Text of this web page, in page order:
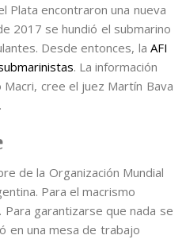
Plata encontraron una nueva
2017 se hundió el submarino
Desde entonces, la AFI
. La información
cree el juez Martín Bava
de la Organización Mundial
Para el macrismo
Para garantizarse que nada se
en una mesa de trabajo